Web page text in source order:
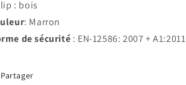
: bois
: Marron
de sécurité : EN-12586: 2007 + A1:2011
Partager